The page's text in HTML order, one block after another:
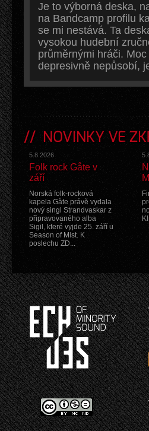
Je to výborná deska,
na Bandcamp profilu
se mi nestává. Ta
vysokou hudební
průměrnými hráči.
depresivně nepůsobí,
NOVINKY VE
5.8.2026
Folk rock Gåte v
září
Norská folk-rocková
kapela Gåte právě vydala
nový singl Strandvaskar z
připravovaného alba
Sigil, které vyjde 25. září u
Season of Mist. K
poslechu ZD...